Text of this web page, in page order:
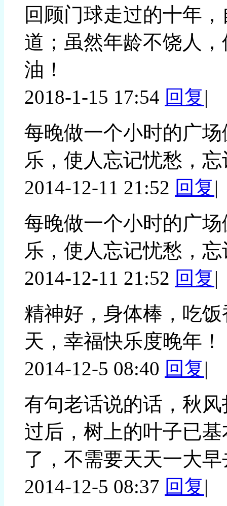
回顾门球走过的十年
道；虽然年龄不饶人
油！
2018-1-15 17:54 回复|
每晚做一个小时的广
乐，使人忘记忧愁，
2014-12-11 21:52 回复|
每晚做一个小时的广
乐，使人忘记忧愁，
2014-12-11 21:52 回复|
精神好，身体棒，吃
天，幸福快乐度晚年！
2014-12-5 08:40 回复|
有句老话说的话，秋
过后，树上的叶子已
了，不需要天天一大
2014-12-5 08:37 回复|